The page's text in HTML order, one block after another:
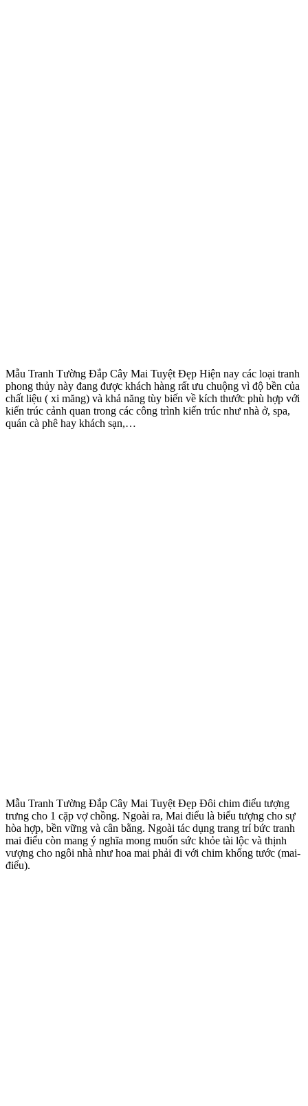
Mẫu Tranh Tường Đắp Cây Mai Tuyệt Đẹp Hiện nay các loại tranh
phong thủy này đang được khách hàng rất ưu chuộng vì độ bền của
chất liệu ( xi măng) và khả năng tùy biến về kích thước phù hợp với
kiến trúc cảnh quan trong các công trình kiến trúc như nhà ở, spa,
quán cà phê hay khách sạn,…
Mẫu Tranh Tường Đắp Cây Mai Tuyệt Đẹp Đôi chim điểu tượng
trưng cho 1 cặp vợ chồng. Ngoài ra, Mai điểu là biểu tượng cho sự
hòa hợp, bền vững và cân bằng. Ngoài tác dụng trang trí bức tranh
mai điểu còn mang ý nghĩa mong muốn sức khỏe tài lộc và thịnh
vượng cho ngôi nhà như hoa mai phải đi với chim khổng tước (mai-
điểu).